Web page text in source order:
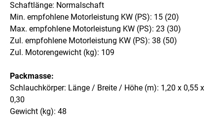
Schaftlänge: Normalschaft
Min. empfohlene Motorleistung KW (PS): 15 (20)
Max. empfohlene Motorleistung KW (PS): 23 (30)
Zul. empfohlene Motorleistung KW (PS): 38 (50)
Zul. Motorengewicht (kg): 109
Packmasse:
Schlauchkörper: Länge / Breite / Höhe (m): 1,20 x 0,55 x
0,30
Gewicht (kg): 48